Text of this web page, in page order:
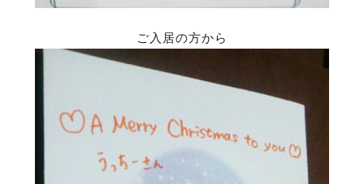
ご入居の方から